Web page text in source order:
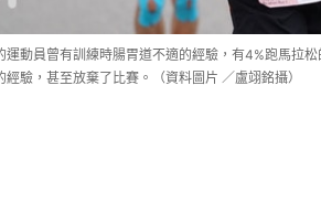
運動員曾有訓練時腸胃道不適的經驗，有4%跑馬拉
經驗，甚至放棄了比賽。（資料圖片 ／盧翊銘攝）